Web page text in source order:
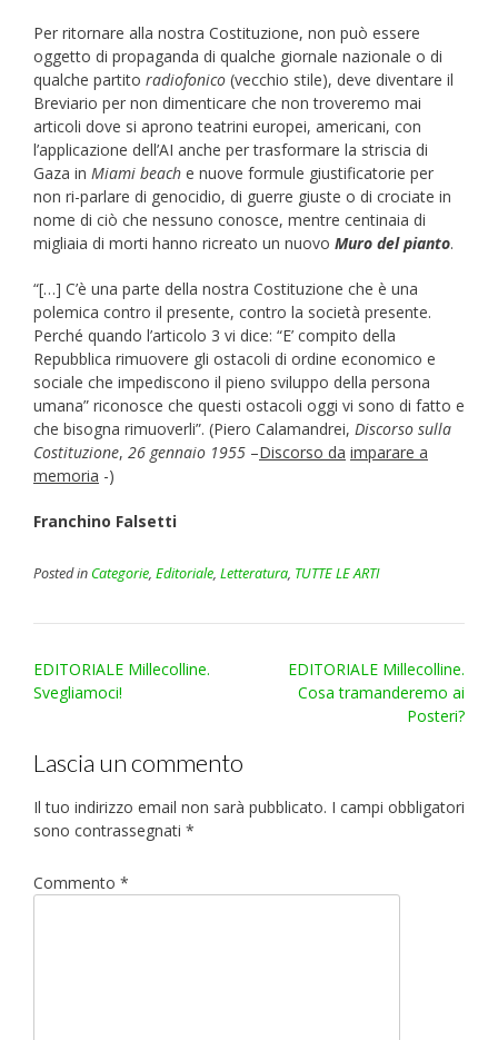
Per ritornare alla nostra Costituzione, non può essere
oggetto di propaganda di qualche giornale nazionale o di
qualche partito radiofonico (vecchio stile), deve diventare il
Breviario per non dimenticare che non troveremo mai
articoli dove si aprono teatrini europei, americani, con
l’applicazione dell’AI anche per trasformare la striscia di
Gaza in Miami beach e nuove formule giustificatorie per
non ri-parlare di genocidio, di guerre giuste o di crociate in
nome di ciò che nessuno conosce, mentre centinaia di
migliaia di morti hanno ricreato un nuovo Muro del pianto.
“[…] C’è una parte della nostra Costituzione che è una
polemica contro il presente, contro la società presente.
Perché quando l’articolo 3 vi dice: “E’ compito della
Repubblica rimuovere gli ostacoli di ordine economico e
sociale che impediscono il pieno sviluppo della persona
umana” riconosce che questi ostacoli oggi vi sono di fatto e
che bisogna rimuoverli”. (Piero Calamandrei, Discorso sulla
Costituzione, 26 gennaio 1955 –Discorso da imparare a
memoria -)
Franchino Falsetti
Posted in Categorie, Editoriale, Letteratura, TUTTE LE ARTI
Post
navigation
EDITORIALE Millecolline.
Svegliamoci!
EDITORIALE Millecolline.
Cosa tramanderemo ai
Posteri?
Lascia un commento
Il tuo indirizzo email non sarà pubblicato. I campi obbligatori
sono contrassegnati *
Commento *